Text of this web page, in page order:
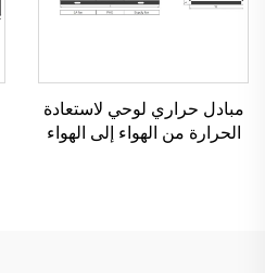
مبادل حراري لوحي لاستعادة
الحرارة من الهواء إلى الهواء